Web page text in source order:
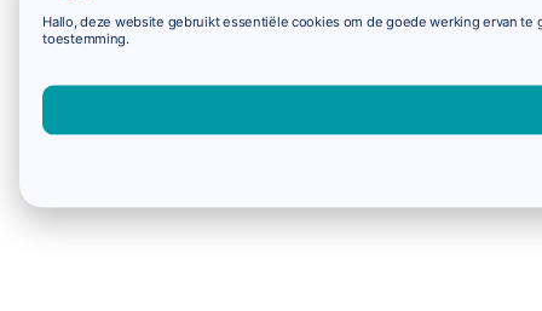
Hallo, deze website gebruikt essentiële cookies om de goede werking ervan
toestemming.